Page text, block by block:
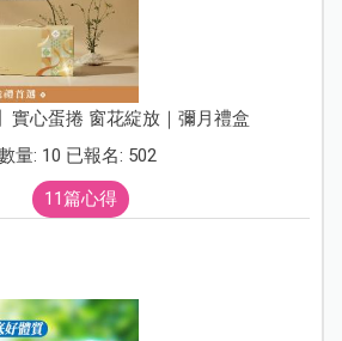
實心蛋捲 窗花綻放｜彌月禮盒
量: 10 已報名: 502
11篇心得